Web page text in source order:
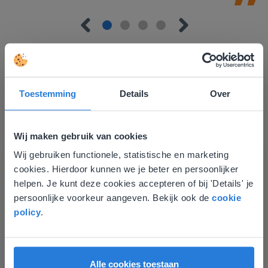
Toestemming Details Over
Wij maken gebruik van cookies
Wij gebruiken functionele, statistische en marketing
cookies. Hierdoor kunnen we je beter en persoonlijker
helpen. Je kunt deze cookies accepteren of bij 'Details' je
persoonlijke voorkeur aangeven. Bekijk ook de cookie
policy.
Alle cookies toestaan
Ontdek meer!
Groep 8, Blok 9, Week 3,
Deze website komt niet
overeen met je locatie
Gezien je locatie, denken we dat je misschien
liever naar de website voor English gaat. Hier
English
Nederland